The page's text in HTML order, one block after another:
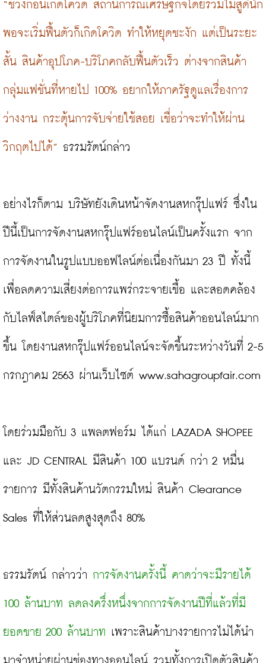
“ช่วงก่อนเกิดโควิด สถานการณ์เศรษฐกิจโดยรวมไม่สู้ดีนัก
พอจะเริ่มฟื้นตัวก็เกิดโควิด ทำให้หยุดชะงัก แต่เป็นระยะ
สั้น สินค้าอุปโภค-บริโภคกลับฟื้นตัวเร็ว ต่างจากสินค้า
กลุ่มแฟชั่นที่หายไป 100% อยากให้ภาครัฐดูแลเรื่องการ
ว่างงาน กระตุ้นการจับจ่ายใช้สอย เชื่อว่าจะทำให้ผ่าน
วิกฤตไปได้” ธรรมรัตน์กล่าว
อย่างไรก็ตาม บริษัทยังเดินหน้าจัดงานสหกรุ๊ปแฟร์ ซึ่งใน
ปีนี้เป็นการจัดงานสหกรุ๊ปแฟร์ออนไลน์เป็นครั้งแรก จาก
การจัดงานในรูปแบบออฟไลน์ต่อเนื่องกันมา 23 ปี ทั้งนี้
เพื่อลดความเสี่ยงต่อการแพร่กระจายเชื้อ และสอดคล้อง
กับไลฟ์สไตล์ของผู้บริโภคที่นิยมการซื้อสินค้าออนไลน์มาก
ขึ้น โดยงานสหกรุ๊ปแฟร์ออนไลน์จะจัดขึ้นระหว่างวันที่ 2-5
กรกฎาคม 2563 ผ่านเว็บไซต์ www.sahagroupfair.com
โดยร่วมมือกับ 3 แพลตฟอร์ม ได้แก่ LAZADA SHOPEE
และ JD CENTRAL มีสินค้า 100 แบรนด์ กว่า 2 หมื่น
รายการ มีทั้งสินค้านวัตกรรมใหม่ สินค้า Clearance
Sales ที่ให้ส่วนลดสูงสุดถึง 80%
ธรรมรัตน์ กล่าวว่า การจัดงานครั้งนี้ คาดว่าจะมีรายได้
100 ล้านบาท ลดลงครึ่งหนึ่งจากการจัดงานปีที่แล้วที่มี
ยอดขาย 200 ล้านบาท เพราะสินค้าบางรายการไม่ได้นำ
มาจำหน่ายผ่านช่องทางออนไลน์ รวมทั้งการเปิดตัวสินค้า